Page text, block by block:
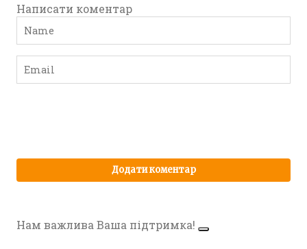
Написати коментар
Нам важлива Ваша підтримка!